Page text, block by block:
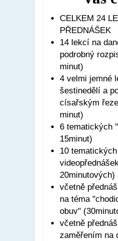
CELKEM 24
PŘEDNÁŠEK
14 lekcí na
podrobný
minut)
4 velmi jemné
šestinedělí a
císařským
minut)
6 tematických
15minut)
10 tematických
20minutových)
včetně
na téma
obuv"
včetně
zaměřením na